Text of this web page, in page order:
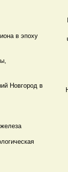
в эпоху
Новгород в